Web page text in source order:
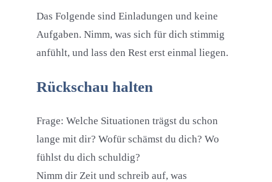
Das Folgende sind Einladungen und keine
Aufgaben. Nimm, was sich für dich stimmig
anfühlt, und lass den Rest erst einmal liegen.
Rückschau halten
Frage: Welche Situationen trägst du schon
lange mit dir? Wofür schämst du dich? Wo
fühlst du dich schuldig?
Nimm dir Zeit und schreib auf, was